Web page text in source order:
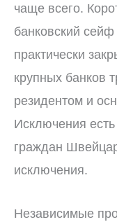
чаще всего.
банковский
практически
крупных банков
резидентом и
Исключения
граждан
исключения.
Независимые